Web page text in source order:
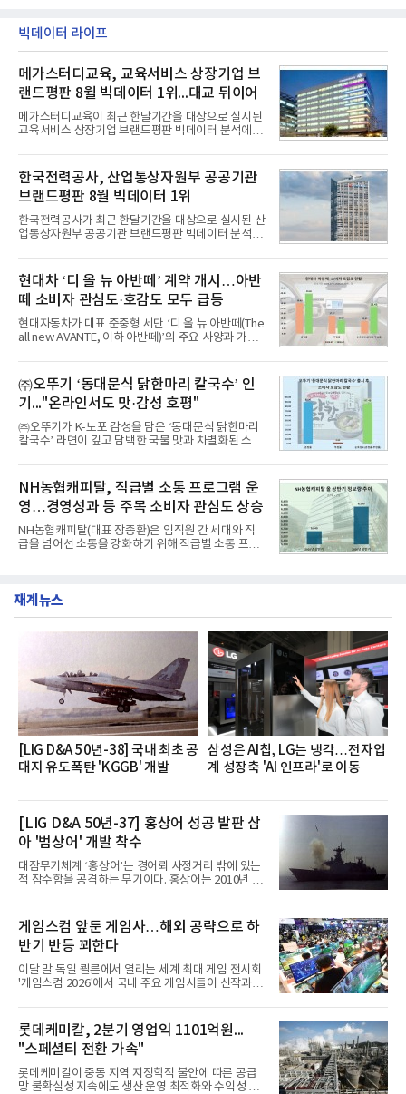
빅데이터 라이프
메가스터디교육, 교육서비스 상장기업 브
랜드평판 8월 빅데이터 1위...대교 뒤이어
메가스터디교육이 최근 한달기간을 대상으로 실시된
교육서비스 상장기업 브랜드평판 빅데이터 분석에서
일 한국기업평판연구소(소장 구창환)는 국내 교육서
비스 상장기업 브랜드를 대상으로 지난 7월 7일부터
8월 7일까지 수집된 소비자 빅데이터 10,074,233건
을 분석한 결과, 메가스터디교육이 브랜드평판지수
1,710,926을 기록하며 8월 1위에 올랐다고 밝혔다.
분석에 활용된 빅데이터는 지난 7월(9,491,206건) 대
비 6.14% 증가한 수치로, 교육서비스 상장기업 브랜
디교육, 대교, 디지
한국전력공사, 산업통상자원부 공공기관
브랜드평판 8월 빅데이터 1위
한국전력공사가 최근 한달기간을 대상으로 실시된 산
업통상자원부 공공기관 브랜드평판 빅데이터 분석에
이 순으로 뒤를 이었다.7일 한국기업평판연구소(소장
구창환)는 산업통상자원부 공공기관 41개 브랜드를
대상으로 지난 7월 7일부터 8월 7일까지 수집된 소비
자 빅데이터 91,102,549건을 분석한 결과, 한국전력
공사가 브랜드평판지수 10,670,633을 기록하며 8월
1위에 올랐다고 밝혔다. 분석에 활용된 빅데이터는 지
난 7월(88,893,823건) 대비 2.48% 증가한 수치다.연
수력원자력, 한국석
현대차 ‘디 올 뉴 아반떼’ 계약 개시…아반
떼 소비자 관심도·호감도 모두 급등
현대자동차가 대표 준중형 세단 ‘디 올 뉴 아반떼(The
all new AVANTE, 이하 아반떼)’의 주요 사양과 가격
떼는 6년 만에 선보이는 8세대 완전변경 모델로, ▲정
교한 선과 면을 중심으로 완성한 파격적인 디자인 ▲
과거 중형 세단 수준으로 확대된 차체 제원 ▲글로벌
최고 수준의 안전성 ▲성능과 효율을 동시에 높인 주
행 완성도 ▲첨단 편의 및 디지털 사양 적용 등을 통해
글로벌 준중형 세단의 새로운 기준을 세웠다.아반떼
는 가솔린 2.0과 1.6 하이브리드 두 가지 파워트레인
넘
㈜오뚜기 ‘동대문식 닭한마리 칼국수’ 인
기..."온라인서도 맛·감성 호평"
㈜오뚜기가 K-노포 감성을 담은 ‘동대문식 닭한마리
칼국수’ 라면이 깊고 담백한 국물 맛과 차별화된 스토
혔다.‘동대문식 닭한마리 칼국수’는 예상을 뛰어넘는
소비자 호응에 힘입어 지난 7월 13일 첫 선을 보인 지
단 18일 만에 누적 판매량 50만 개를 돌파하는 성과를
거두었다.이번 신제품은 개발진이 전국의 닭한마리
전문점을 직접 찾아 다니며 최적의 육수 비율을 완성
했다. 자극적이지 않으면서도 깊은 닭육수에 마늘의
개운한 풍미를 더했으며, 국물이 잘 배어들면서도 쫄
서도
NH농협캐피탈, 직급별 소통 프로그램 운
영…경영성과 등 주목 소비자 관심도 상승
NH농협캐피탈(대표 장종환)은 임직원 간 세대와 직
급을 넘어선 소통을 강화하기 위해 직급별 소통 프로
영지원부 홍보팀과 2026년 새로이(e)＊가 공동 주관
쳐 진행됐다.참고로 새로이(e)는 NH농협캐피탈 MZ
세대들로(과장~계장) 구성된 자율 참여조직으로, 조
직문화 혁신과 업무 효율성 향상을 위한 다양한 활동
을 추진하며,새로운 변화와 이로운 영향력을 조직전
반에 전파하는 역할
재계뉴스
[LIG D&A 50년-38] 국내 최초 공
대지 유도폭탄 'KGGB' 개발
삼성은 AI칩, LG는 냉각…전자업
계 성장축 'AI 인프라'로 이동
[LIG D&A 50년-37] 홍상어 성공 발판 삼
아 '범상어' 개발 착수
대잠무기체계 ‘홍상어’는 경어뢰 사정거리 밖에 있는
적 잠수함을 공격하는 무기이다. 홍상어는 2010년 넥
이뤄졌다. 이후 2012년 한국형 구축함(KDX-1) 이상
의 함정에 실전 배치됐다.그해 7월 해군은 동해상에서
성능 검증을 위해 홍상어 시험발사를 실시했다. 이때
홍상어가 목표 지점에서 입수한 후 표적을 타격하지
못하고 물속에서 멈춰버리는 예상 밖의 일이 벌어졌
다. 2차 품질확인 사격 시험에서도 만족스러운 결과를
얻지 못했다. 완벽한 신뢰성 확보를 위해 LIG넥스원은
분야를
게임스컴 앞둔 게임사…해외 공략으로 하
반기 반등 꾀한다
이달 말 독일 쾰른에서 열리는 세계 최대 게임 전시회
'게임스컴 2026'에서 국내 주요 게임사들이 신작과 글
체별로 엇갈린 가운데 하반기 신작 흥행과 해외 시장
성과가 실적을 좌우할 핵심 변수로 떠오르고 있다.8일
업계에 따르면 올해 상반기 게임업계는 기업별 성적
표가 크게 갈렸다. 대표적으로 크래프톤은 'PUBG: 배
틀그라운드'의 안정적인 성장에 힘입어 상반기 연결
기준 매출 2조6616억원, 영업이익 9725억원으로 역
롯데케미칼, 2분기 영업익 1101억원...
"스페셜티 전환 가속"
롯데케미칼이 중동 지역 지정학적 불안에 따른 공급
망 불확실성 지속에도 생산 운영 최적화와 수익성 중